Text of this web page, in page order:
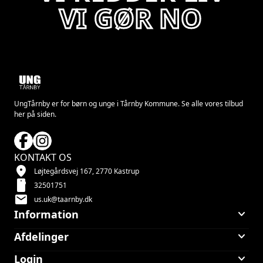
VIGØ
UngTårnby er for børn og unge i Tårnby Kommune. Se alle vores tilbud
her på siden.
KONTAKT OS
location_on Løjtegårdsvej 167, 2770 Kastrup
smartphone 32501751
mail us.uk@taarnby.dk
Information keyboard_arrow_down
Afdelinger keyboard_arrow_down
Login keyboard_arrow_down